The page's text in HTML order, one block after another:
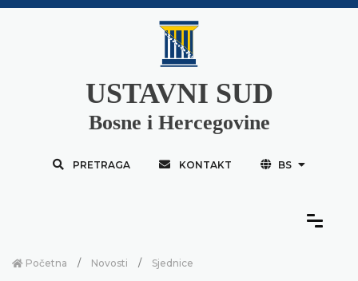
USTAVNI SUD
Bosne i Hercegovine
PRETRAGA KONTAKT BS
Početna Novosti Sjednice